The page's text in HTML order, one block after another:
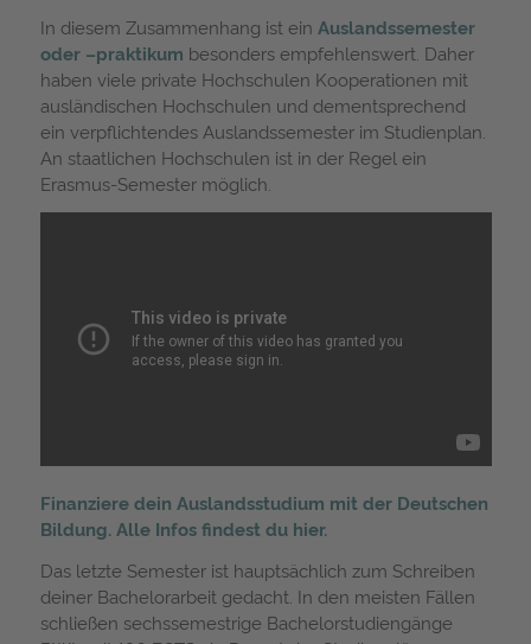
In diesem Zusammenhang ist ein Auslandssemester
oder –praktikum besonders empfehlenswert. Daher
haben viele private Hochschulen Kooperationen mit
ausländischen Hochschulen und dementsprechend
ein verpflichtendes Auslandssemester im Studienplan.
An staatlichen Hochschulen ist in der Regel ein
Erasmus-Semester möglich.
Finanziere dein Auslandsstudium mit der Deutschen
Bildung.Alle Infos findest du hier.
Das letzte Semester ist hauptsächlich zum Schreiben
deiner Bachelorarbeit gedacht. In den meisten Fällen
schließen sechssemestrige Bachelorstudiengänge